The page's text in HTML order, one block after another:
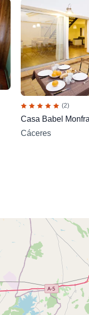
(2)
Casa Babel
Cáceres